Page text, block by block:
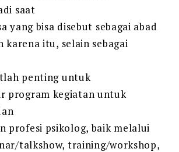
saat
yang bisa disebut sebagai abad
karena itu, selain sebagai
penting untuk
program kegiatan untuk
profesi psikolog, baik melalui
talkshow, training/workshop,